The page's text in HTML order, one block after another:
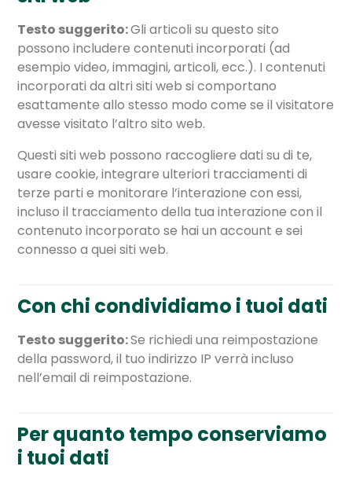
Testo suggerito:Gli articoli su questo sito
possono includere contenuti incorporati (ad
esempio video, immagini, articoli, ecc.). I contenuti
incorporati da altri siti web si comportano
esattamente allo stesso modo come se il visitatore
avesse visitato l’altro sito web.
Questi siti web possono raccogliere dati su di te,
usare cookie, integrare ulteriori tracciamenti di
terze parti e monitorare l’interazione con essi,
incluso il tracciamento della tua interazione con il
contenuto incorporato se hai un account e sei
connesso a quei siti web.
Con chi condividiamo i tuoi dati
Testo suggerito:Se richiedi una reimpostazione
della password, il tuo indirizzo IP verrà incluso
nell’email di reimpostazione.
Per quanto tempo conserviamo
i tuoi dati